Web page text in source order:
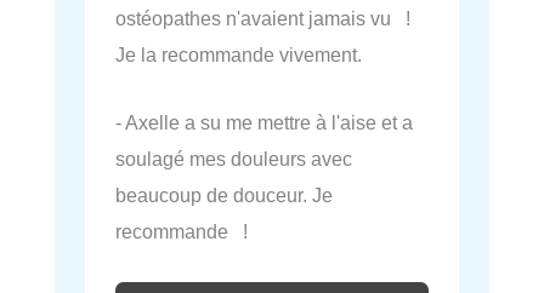
ostéopathes n'avaient jamais vu !
Je la recommande vivement.
- Axelle a su me mettre à l'aise et a
soulagé mes douleurs avec
beaucoup de douceur. Je
recommande !